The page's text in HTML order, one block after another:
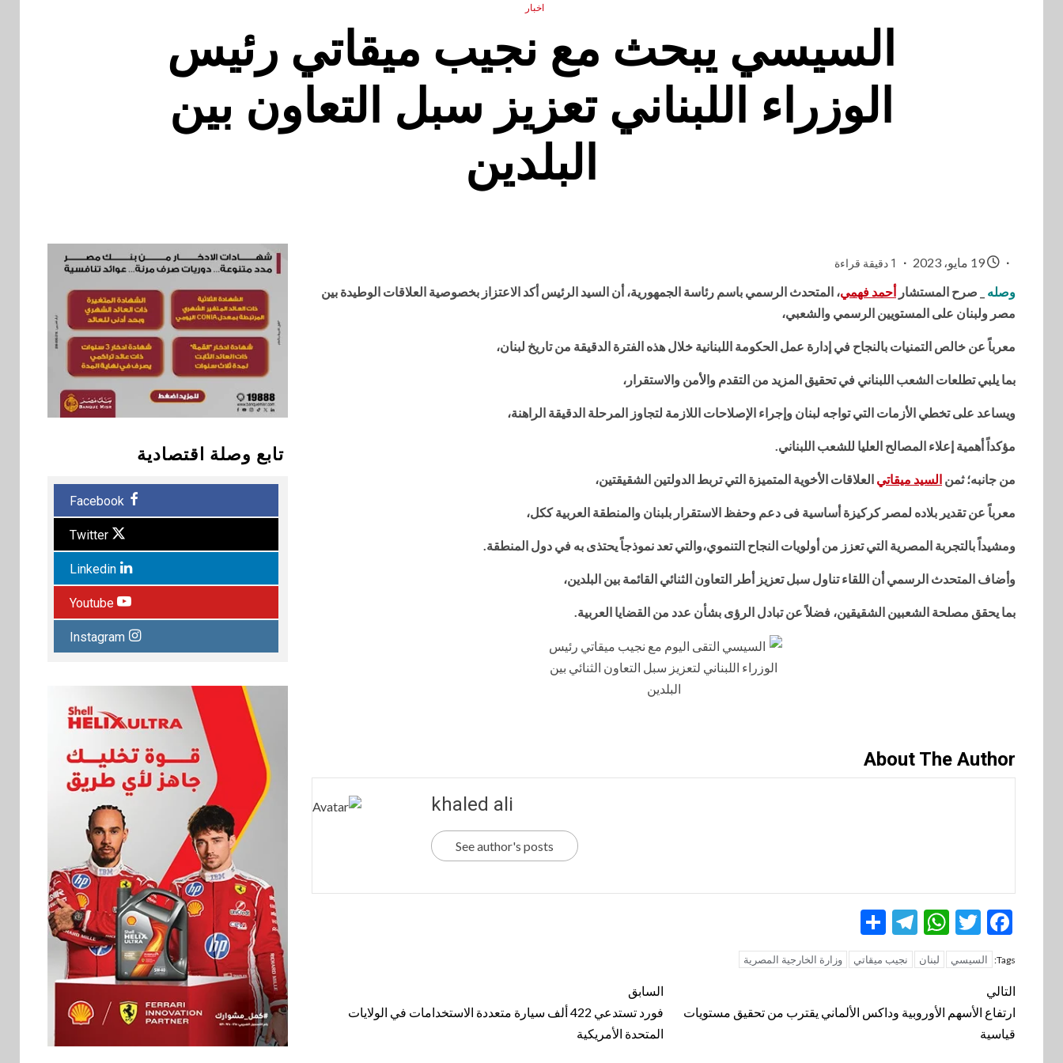
اخبار
السيسي يبحث مع نجيب ميقاتي رئيس
الوزراء اللبناني تعزيز سبل التعاون بين
البلدين
1 دقيقة قراءة
وصله صرح المستشارأحمد فهمي، المتحدث الرسمي باسم رئاسة الجمهورية، أن السيد الرئيس أكد الاعتزاز بخصوصية العلاقات الوطيدة بين
مصر ولبنان على المستويين الرسمي والشعبي،
معرباً عن خالص التمنيات بالنجاح في إدارة عمل الحكومة اللبنانية خلال هذه الفترة الدقيقة من تاريخ لبنان،
بما يلبي تطلعات الشعب اللبناني في تحقيق المزيد من التقدم والأمن والاستقرار،
ويساعد على تخطي الأزمات التي تواجه لبنان وإجراء الإصلاحات اللازمة لتجاوز المرحلة الدقيقة الراهنة،
مؤكداً أهمية إعلاء المصالح العليا للشعب اللبناني.
من جانبه؛ ثمن السيد ميقاتي العلاقات الأخوية المتميزة التي تربط الدولتين الشقيقتين،
معرباً عن تقدير بلاده لمصر كركيزة أساسية فى دعم وحفظ الاستقرار بلبنان والمنطقة العربية ككل،
ومشيداً بالتجربة المصرية التي تعزز من أولويات النجاح التنموي،والتي تعد نموذجاً يحتذى به في دول المنطقة.
وأضاف المتحدث الرسمي أن اللقاء تناول سبل تعزيز أطر التعاون الثنائي القائمة بين البلدين،
بما يحقق مصلحة الشعبين الشقيقين، فضلاً عن تبادل الرؤى بشأن عدد من القضايا العربية.
About The Author
khaled ali
See author's posts
Facebook
Twitter
WhatsApp
Telegram
Tags: السيسي لبنان نجيب ميقاتي وزارة الخارجية المصرية
تنقل
المقالة
السابق
فورد ‏تستدعي 422 ألف سيارة متعددة الاستخدامات‎ ‎في الولايات
المتحدة الأمريكية
التالي
ارتفاع الأسهم الأوروبية وداكس الألماني يقترب من تحقيق مستويات
قياسية
تابع وصلة اقتصادية
Facebook
Twitter
Linkedin
Youtube
Instagram